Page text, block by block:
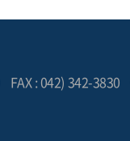
FAX : 042) 342-3830